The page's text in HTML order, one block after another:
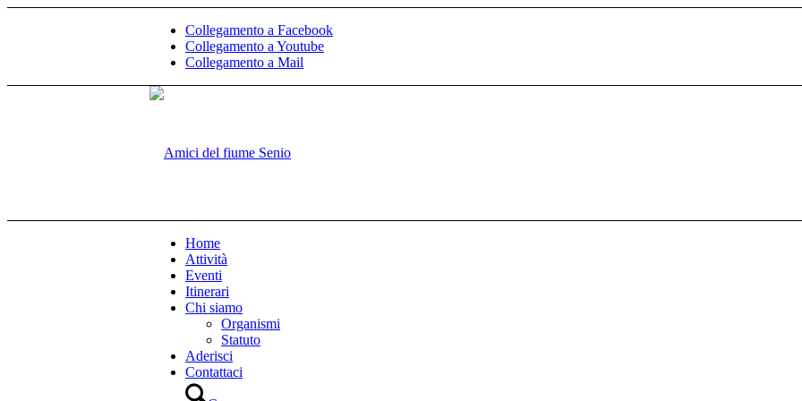
Collegamento a Facebook
Collegamento a Youtube
Collegamento a Mail
Home
Attività
Eventi
Itinerari
Chi siamo
Organismi
Statuto
Aderisci
Contattaci